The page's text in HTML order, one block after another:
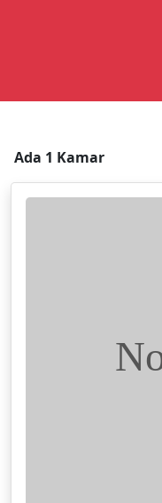
Ada 1 Kamar